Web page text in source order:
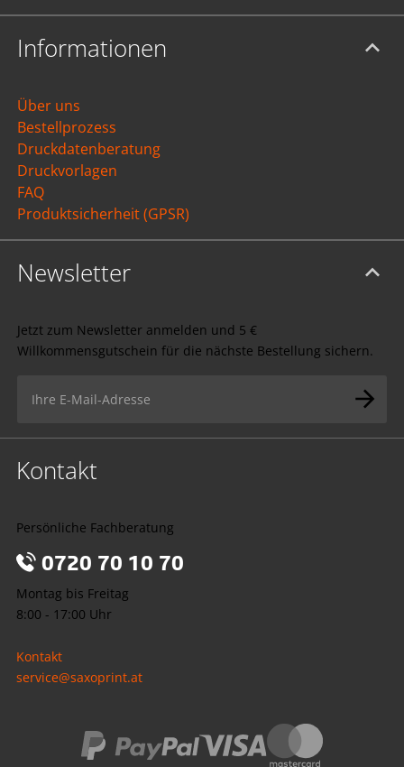
Informationen
Über uns
Bestellprozess
Druckdatenberatung
Druckvorlagen
FAQ
Produktsicherheit (GPSR)
Newsletter
Jetzt zum Newsletter anmelden und 5 €
Willkommensgutschein für die nächste Bestellung sichern.
Kontakt
Persönliche Fachberatung
0720 70 10 70
Montag bis Freitag
8:00 - 17:00 Uhr
Kontakt
service@saxoprint.at